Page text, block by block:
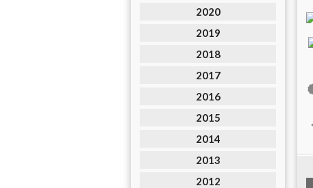
2020
2019
2018
2017
2016
2015
2014
2013
2012